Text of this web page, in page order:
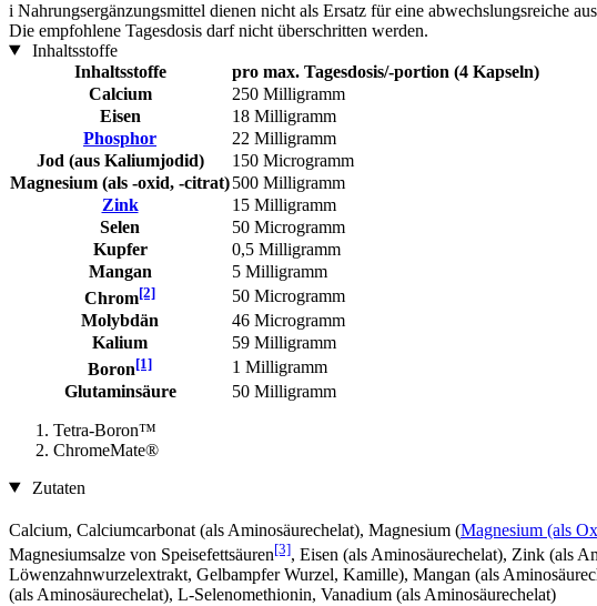
i Nahrungsergänzungsmittel dienen nicht als Ersatz für eine abwechslungsreiche
Die empfohlene Tagesdosis darf nicht überschritten werden.
Inhaltsstoffe
Inhaltsstoffe
pro max. Tagesdosis/-portion (4 Kapseln)
Calcium
250 Milligramm
Eisen
18 Milligramm
Phosphor
22 Milligramm
Jod (aus Kaliumjodid)
150 Microgramm
Magnesium (als -oxid, -citrat)500 Milligramm
Zink
15 Milligramm
Selen
50 Microgramm
Kupfer
0,5 Milligramm
Mangan
5 Milligramm
Chrom[2]
50 Microgramm
Molybdän
46 Microgramm
Kalium
59 Milligramm
Boron[1]
1 Milligramm
Glutaminsäure
50 Milligramm
Tetra-Boron™
ChromeMate®
Zutaten
Calcium, Calciumcarbonat (als Aminosäurechelat), Magnesium (Magnesium (als
Magnesiumsalze von Speisefettsäuren[3], Eisen (als Aminosäurechelat), Zink (als
Löwenzahnwurzelextrakt, Gelbampfer Wurzel, Kamille), Mangan (als
(als Aminosäurechelat), L-Selenomethionin, Vanadium (als Aminosäurechelat)